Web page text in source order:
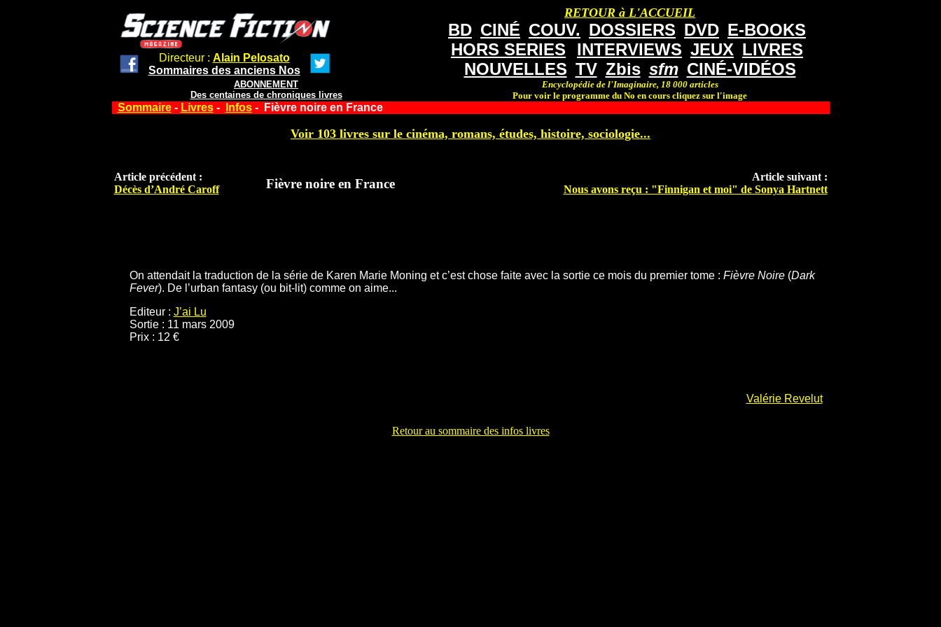
Directeur : Alain Pelosato
Sommaires des anciens Nos
ABONNEMENT
Des centaines de chroniques livres
RETOUR à L'ACCUEIL
BD CINÉ COUV. DOSSIERS DVD E-BOOKS
HORS SERIES
INTERVIEWS JEUX LIVRES
NOUVELLES TV Zbis sfm CINÉ-VIDÉOS
Encyclopédie de l'Imaginaire, 18 000 articles
Pour voir le programme du No en cours cliquez sur l'image
Sommaire- Livres- Infos- Fièvre noire en France
Voir 103 livres sur le cinéma, romans, études, histoire, sociologie...
Article précédent :
Décès d’André Caroff
Fièvre noire en France
Article suivant :
Nous avons reçu : "Finnigan et moi" de Sonya Hartnett
On attendait la traduction de la série de Karen Marie Moning et c’est chose faite avec la sortie ce mois du premier tome : Fièvre Noire(Dark
Fever). De l’urban fantasy (ou bit-lit) comme on aime...
Editeur : J’ai Lu
Sortie : 11 mars 2009
Prix : 12 €
Valérie Revelut
Retour au sommaire des infos livres